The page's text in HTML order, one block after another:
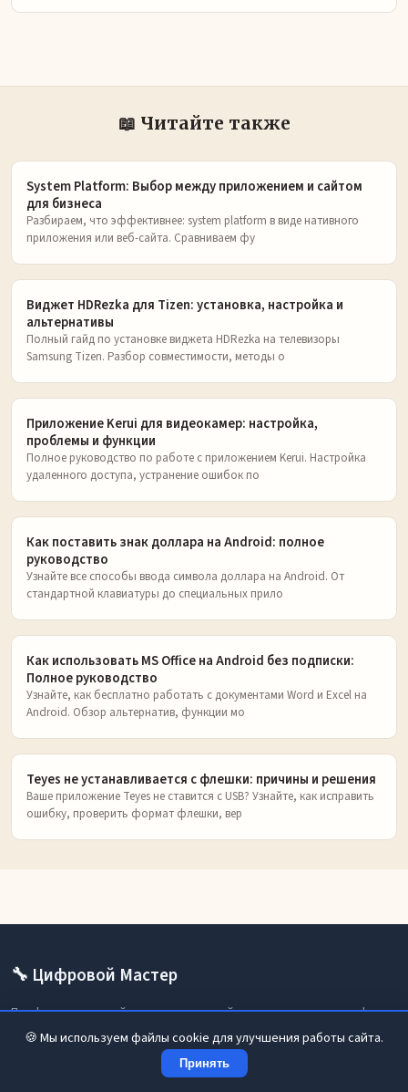
📖 Читайте также
System Platform: Выбор между приложением и сайтом
для бизнеса
Разбираем, что эффективнее: system platform в виде нативного
приложения или веб-сайта. Сравниваем фу
Виджет HDRezka для Tizen: установка, настройка и
альтернативы
Полный гайд по установке виджета HDRezka на телевизоры
Samsung Tizen. Разбор совместимости, методы о
Приложение Kerui для видеокамер: настройка,
проблемы и функции
Полное руководство по работе с приложением Kerui. Настройка
удаленного доступа, устранение ошибок по
Как поставить знак доллара на Android: полное
руководство
Узнайте все способы ввода символа доллара на Android. От
стандартной клавиатуры до специальных прило
Как использовать MS Office на Android без подписки:
Полное руководство
Узнайте, как бесплатно работать с документами Word и Excel на
Android. Обзор альтернатив, функции мо
Teyes не устанавливается с флешки: причины и решения
Ваше приложение Teyes не ставится с USB? Узнайте, как исправить
ошибку, проверить формат флешки, вер
🔧 Цифровой Мастер
Профессиональный ремонт и настройка телевизоров, телефонов
и цифровых приставок.
🍪 Мы используем файлы cookie для улучшения работы сайта.
Принять